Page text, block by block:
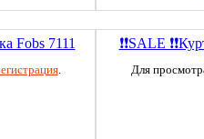
Fobs 7111
.
❗❗SALE
Для